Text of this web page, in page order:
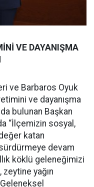
VE DAYANIŞMA
ve Barbaros Oyuk
ve dayanışma
bulunan Başkan
“İlçemizin sosyal,
katan
devam
köklü geleneğimizi
zeytine yağın